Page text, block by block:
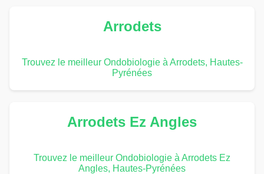
Arrodets
Trouvez le meilleur Ondobiologie à Arrodets, Hautes-
Pyrénées
Arrodets Ez Angles
Trouvez le meilleur Ondobiologie à Arrodets Ez
Angles, Hautes-Pyrénées